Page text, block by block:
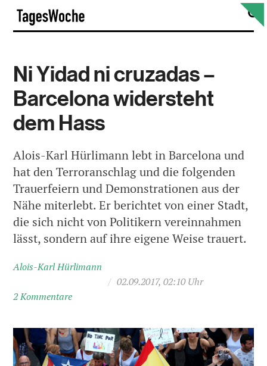
Skip
content
Ni Yidad ni cruzadas –
Barcelona widersteht
dem Hass
Alois-Karl Hürlimann lebt in Barcelona und
hat den Terroranschlag und die folgenden
Trauerfeiern und Demonstrationen aus der
Nähe miterlebt. Er berichtet von einer Stadt,
die sich nicht von Politikern vereinnahmen
lässt, sondern auf ihre eigene Weise trauert.
Alois-Karl Hürlimann
/ 02.09.2017, 02:10 Uhr
2 Kommentare